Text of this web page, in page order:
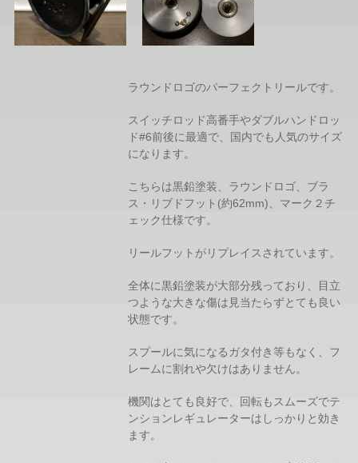
ラウンドロゴのパーフェクトリールです。
スイッチロッド高番手やダブルハンドロッ
ド#6前後に最適で、国内でも人気のサイズ
になります。
こちらは黒鉛塗装、ラウンドロゴ、ブラ
ス・リブドフット(約62mm)、マーク２チ
ェック仕様です。
リールフットがリプレイスされています。
全体に黒鉛塗装が大部分残っており、目立
つような大きな傷は見当たらずとても良い
状態です。
スプールに気になるガタ付き等もなく、フ
レームに割れや欠けはありません。
機関はとても良好で、回転もスムーズでテ
ンションレギュレーターはしっかりと効き
ます。